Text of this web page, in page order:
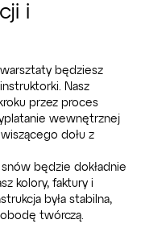
i
warsztaty będziesz
Nasz
przez proces
wewnętrznej
dołu z
snów będzie dokładnie
kolory, faktury i
była stabilna,
twórczą.